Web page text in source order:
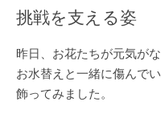
挑戦を支える姿
昨日、お花たちが元気が
お水替えと一緒に傷んで
飾ってみました。